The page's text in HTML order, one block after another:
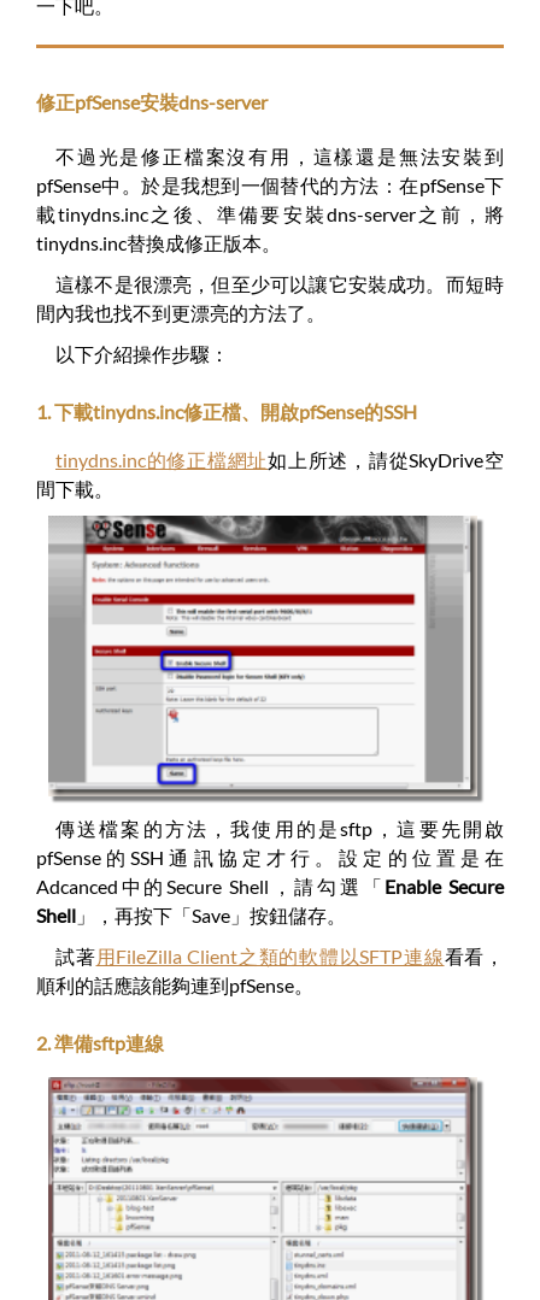
一下吧。
修正pfSense安裝dns-server
不過光是修正檔案沒有用，這樣還是無法安裝到
pfSense中。於是我想到一個替代的方法：在pfSense下
載tinydns.inc之後、準備要安裝dns-server之前，將
tinydns.inc替換成修正版本。
這樣不是很漂亮，但至少可以讓它安裝成功。而短時
間內我也找不到更漂亮的方法了。
以下介紹操作步驟：
1. 下載tinydns.inc修正檔、開啟pfSense的SSH
tinydns.inc的修正檔網址如上所述，請從SkyDrive空
間下載。
傳送檔案的方法，我使用的是sftp，這要先開啟
pfSense的SSH通訊協定才行。設定的位置是在
Adcanced中的Secure Shell，請勾選「 Enable Secure
Shell 」，再按下「Save」按鈕儲存。
試著用FileZilla Client之類的軟體以SFTP連線看看，
順利的話應該能夠連到pfSense。
2. 準備sftp連線